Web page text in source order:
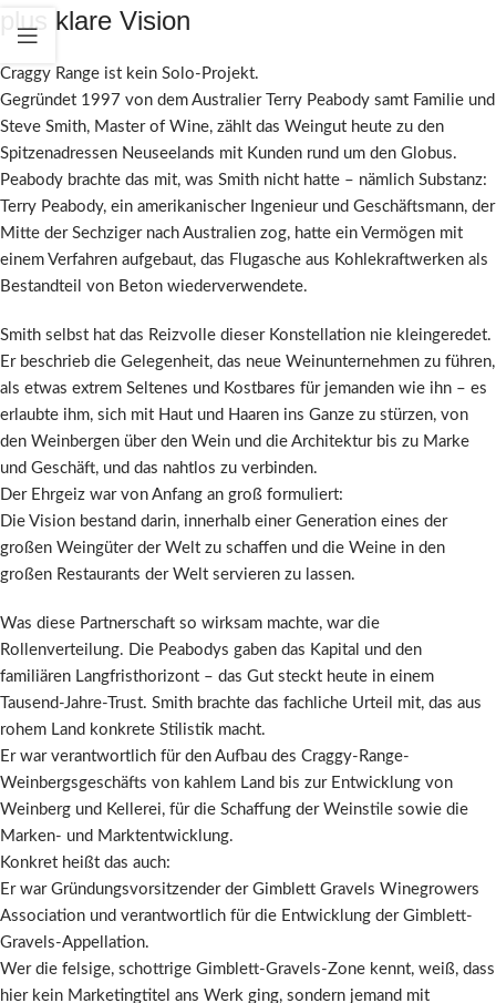
plus klare Vision
Craggy Range ist kein Solo-Projekt.
Gegründet 1997 von dem Australier Terry Peabody samt Familie und
Steve Smith, Master of Wine, zählt das Weingut heute zu den
Spitzenadressen Neuseelands mit Kunden rund um den Globus.
Peabody brachte das mit, was Smith nicht hatte – nämlich Substanz:
Terry Peabody, ein amerikanischer Ingenieur und Geschäftsmann, der
Mitte der Sechziger nach Australien zog, hatte ein Vermögen mit
einem Verfahren aufgebaut, das Flugasche aus Kohlekraftwerken als
Bestandteil von Beton wiederverwendete.
Smith selbst hat das Reizvolle dieser Konstellation nie kleingeredet.
Er beschrieb die Gelegenheit, das neue Weinunternehmen zu führen,
als etwas extrem Seltenes und Kostbares für jemanden wie ihn – es
erlaubte ihm, sich mit Haut und Haaren ins Ganze zu stürzen, von
den Weinbergen über den Wein und die Architektur bis zu Marke
und Geschäft, und das nahtlos zu verbinden.
Der Ehrgeiz war von Anfang an groß formuliert:
Die Vision bestand darin, innerhalb einer Generation eines der
großen Weingüter der Welt zu schaffen und die Weine in den
großen Restaurants der Welt servieren zu lassen.
Was diese Partnerschaft so wirksam machte, war die
Rollenverteilung. Die Peabodys gaben das Kapital und den
familiären Langfristhorizont – das Gut steckt heute in einem
Tausend-Jahre-Trust. Smith brachte das fachliche Urteil mit, das aus
rohem Land konkrete Stilistik macht.
Er war verantwortlich für den Aufbau des Craggy-Range-
Weinbergsgeschäfts von kahlem Land bis zur Entwicklung von
Weinberg und Kellerei, für die Schaffung der Weinstile sowie die
Marken- und Marktentwicklung.
Konkret heißt das auch:
Er war Gründungsvorsitzender der Gimblett Gravels Winegrowers
Association und verantwortlich für die Entwicklung der Gimblett-
Gravels-Appellation.
Wer die felsige, schottrige Gimblett-Gravels-Zone kennt, weiß, dass
hier kein Marketingtitel ans Werk ging, sondern jemand mit